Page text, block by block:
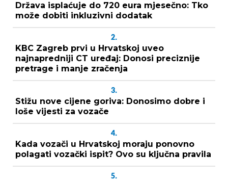
Država isplaćuje do 720 eura mjesečno: Tko
može dobiti inkluzivni dodatak
2.
KBC Zagreb prvi u Hrvatskoj uveo
najnapredniji CT uređaj: Donosi preciznije
pretrage i manje zračenja
3.
Stižu nove cijene goriva: Donosimo dobre i
loše vijesti za vozače
4.
Kada vozači u Hrvatskoj moraju ponovno
polagati vozački ispit? Ovo su ključna pravila
5.